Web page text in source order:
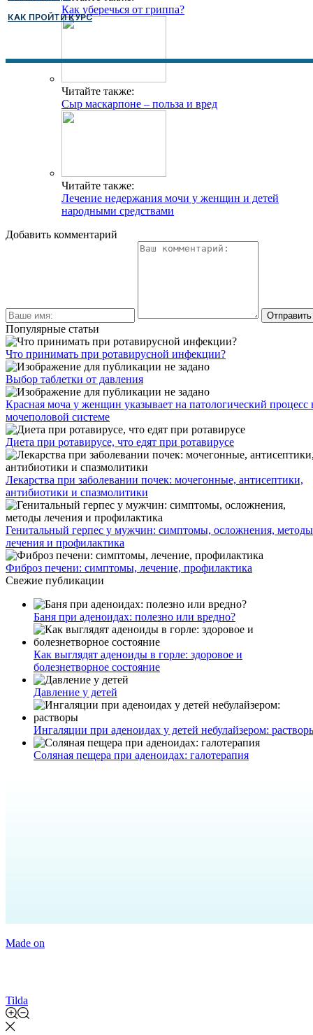
Как уберечься от гриппа?
Читайте также:
Сыр маскарпоне – польза и вред
Читайте также:
Лечение недержания мочи у женщин и детей
народными средствами
Добавить комментарий
Популярные статьи
Что принимать при ротавирусной инфекции?
Выбор таблетки от давления
Красная моча у женщин указывает на патологический процесс
мочеполовой системе
Диета при ротавирусе, что едят при ротавирусе
Лекарства при заболевании почек: мочегонные, антисептики,
антибиотики и спазмолитики
Генитальный герпес у мужчин: симптомы, осложнения, методы
лечения и профилактика
Фиброз печени: симптомы, лечение, профилактика
Свежие публикации
Баня при аденоидах: полезно или вредно?
Как выглядят аденоиды в горле: здоровое и
болезнетворное состояние
Давление у детей
Ингаляции при аденоидах у детей небулайзером:
Соляная пещера при аденоидах: галотерапия
КАК ПРОЙТИ КУРС
Made on
Tilda